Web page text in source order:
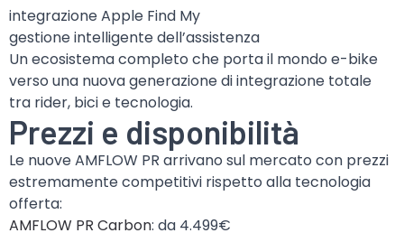
integrazione Apple Find My
gestione intelligente dell’assistenza
Un ecosistema completo che porta il mondo e-bike
verso una nuova generazione di integrazione totale
tra rider, bici e tecnologia.
Prezzi e disponibilità
Le nuove AMFLOW PR arrivano sul mercato con prezzi
estremamente competitivi rispetto alla tecnologia
offerta:
AMFLOW PR Carbon: da 4.499€